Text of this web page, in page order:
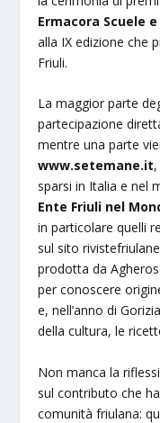
Ermacora Scuele
alla IX edizione che
Friuli.
La maggior parte
partecipazione
mentre una parte
www.setemane.it
sparsi in Italia e nel
Ente Friuli nel
in particolare quelli
sul sito
prodotta da
per conoscere
e, nell’anno di
della cultura, le
Non manca la
sul contributo che
comunità friulana: